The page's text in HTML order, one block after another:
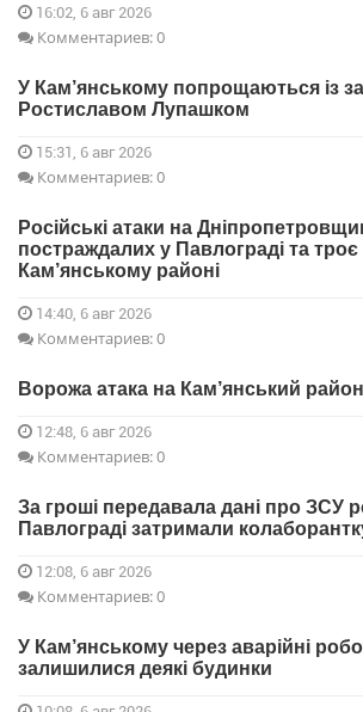
16:02, 6 авг 2026
Комментариев: 0
У Кам’янському попрощаються із
Ростиславом Лупашком
15:31, 6 авг 2026
Комментариев: 0
Російські атаки на
постраждалих у Павлограді та троє
Кам’янському районі
14:40, 6 авг 2026
Комментариев: 0
Ворожа атака на Кам’янський
12:48, 6 авг 2026
Комментариев: 0
За гроші передавала дані про ЗСУ
Павлограді затримали
12:08, 6 авг 2026
Комментариев: 0
У Кам’янському через аварійні
залишилися деякі будинки